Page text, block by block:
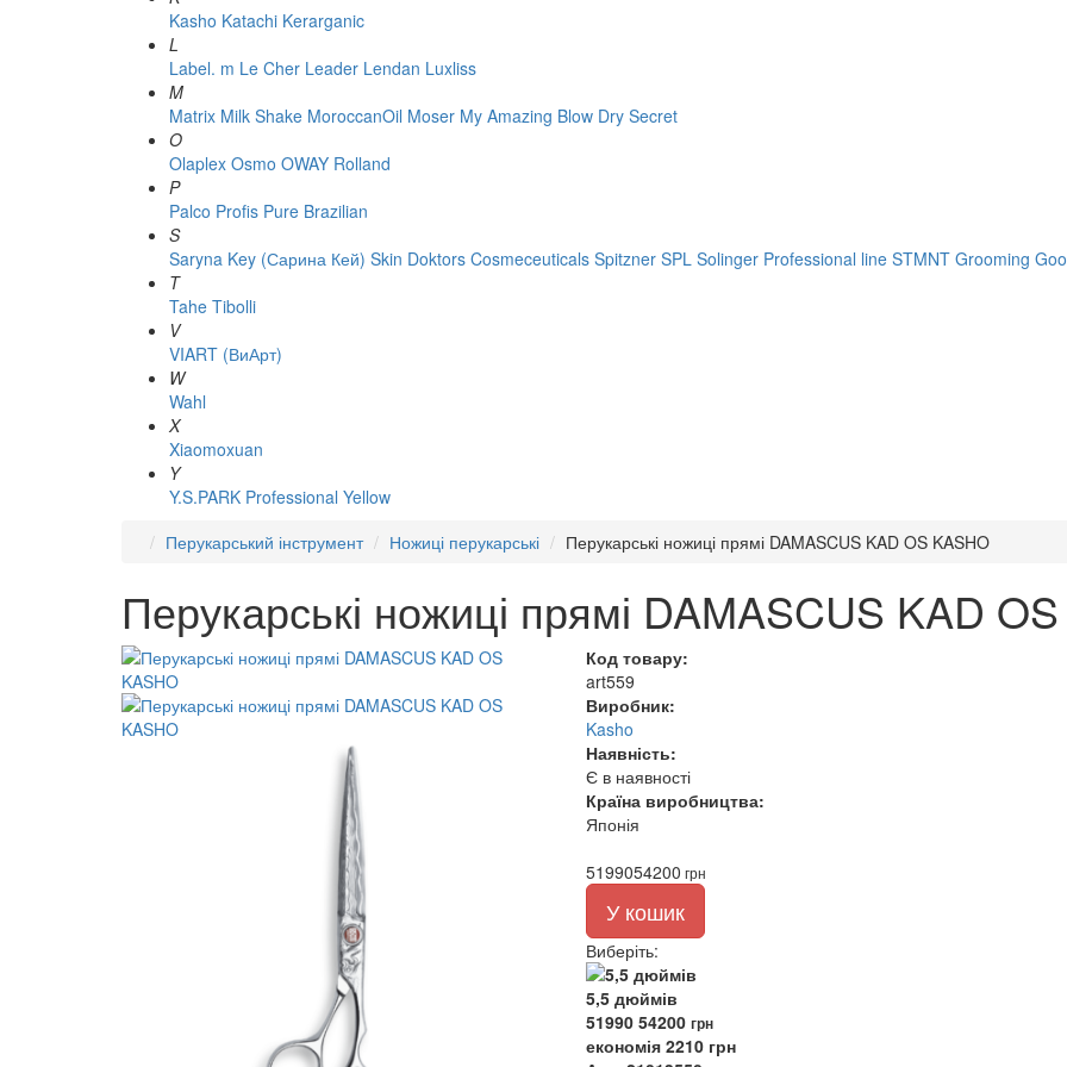
Kasho Katachi Kerarganic
L
Label. m Le Cher Leader Lendan Luxliss
M
Matrix Milk Shake MoroccanOil Moser My Amazing Blow Dry Secret
O
Olaplex Osmo OWAY Rolland
P
Palco Profis Pure Brazilian
S
Saryna Key (Сарина Кей) Skin Doktors Cosmeceuticals Spitzner SPL Solinger Professional line STMNT Grooming
T
Tahe Tibolli
V
VIART (ВиАрт)
W
Wahl
X
Xiaomoxuan
Y
Y.S.PARK Professional Yellow
Перукарський інструмент
Ножиці перукарські Перукарські ножиці прямі DAMASCUS KAD OS KASHO
Перукарські ножиці прямі DAMASCUS KAD
Код товару:
art559
Виробник:
Kasho
Наявність:
Є в наявності
Країна виробництва:
Японія
5199054200 грн
У кошик
Виберіть:
5,5 дюймів
51990 54200 грн
економія 2210 грн